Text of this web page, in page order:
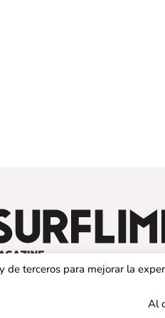
de terceros para mejorar la
Al